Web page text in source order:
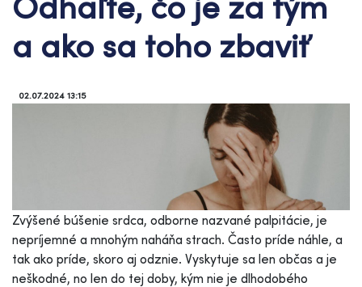
a ako sa toho zbaviť
02.07.2024 13:15
Zvýšené búšenie srdca, odborne nazvané palpitácie, je
nepríjemné a mnohým naháňa strach. Často príde náhle, a
tak ako príde, skoro aj odznie. Vyskytuje sa len občas a je
neškodné, no len do tej doby, kým nie je dlhodobého